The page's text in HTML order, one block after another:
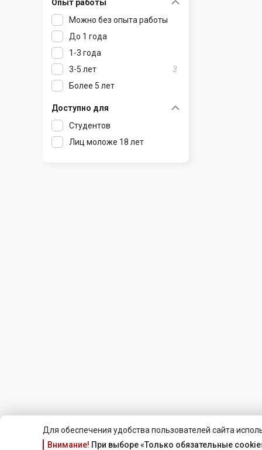
Для обеспечения удобства пользователей сайта
Внимание! При выборе «Только обязательные
Раков
Ратомка
Самохваловичи
Сеница
Слуцк
Смиловичи
Смолевичи
Солигорск
Старые Дороги
Шклов
Опыт работы
Можно без опыта работы
До 1 года
1-3 года
3-5 лет
3
Более 5 лет
Доступно для
Студентов
Лиц моложе 18 лет